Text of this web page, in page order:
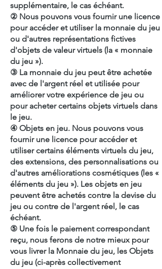
supplémentaire, le cas échéant.
② Nous pouvons vous fournir une licence
pour accéder et utiliser la monnaie du jeu
ou d'autres représentations fictives
d'objets de valeur virtuels (la « monnaie
du jeu »).
③ La monnaie du jeu peut être achetée
avec de l'argent réel et utilisée pour
améliorer votre expérience de jeu ou
pour acheter certains objets virtuels dans
le jeu.
④ Objets en jeu. Nous pouvons vous
fournir une licence pour accéder et
utiliser certains éléments virtuels du jeu,
des extensions, des personnalisations ou
d'autres améliorations cosmétiques (les «
éléments du jeu »). Les objets en jeu
peuvent être achetés contre la devise du
jeu ou contre de l'argent réel, le cas
échéant.
⑤ Une fois le paiement correspondant
reçu, nous ferons de notre mieux pour
vous livrer la Monnaie du jeu, les Objets
du jeu (ci-après collectivement